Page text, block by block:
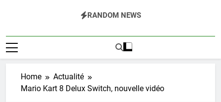
Zelda, Splatoon, Pokemon Entre Autres
RANDOM NEWS
Home
Actualité
Mario Kart 8 Delux Switch, nouvelle vidéo